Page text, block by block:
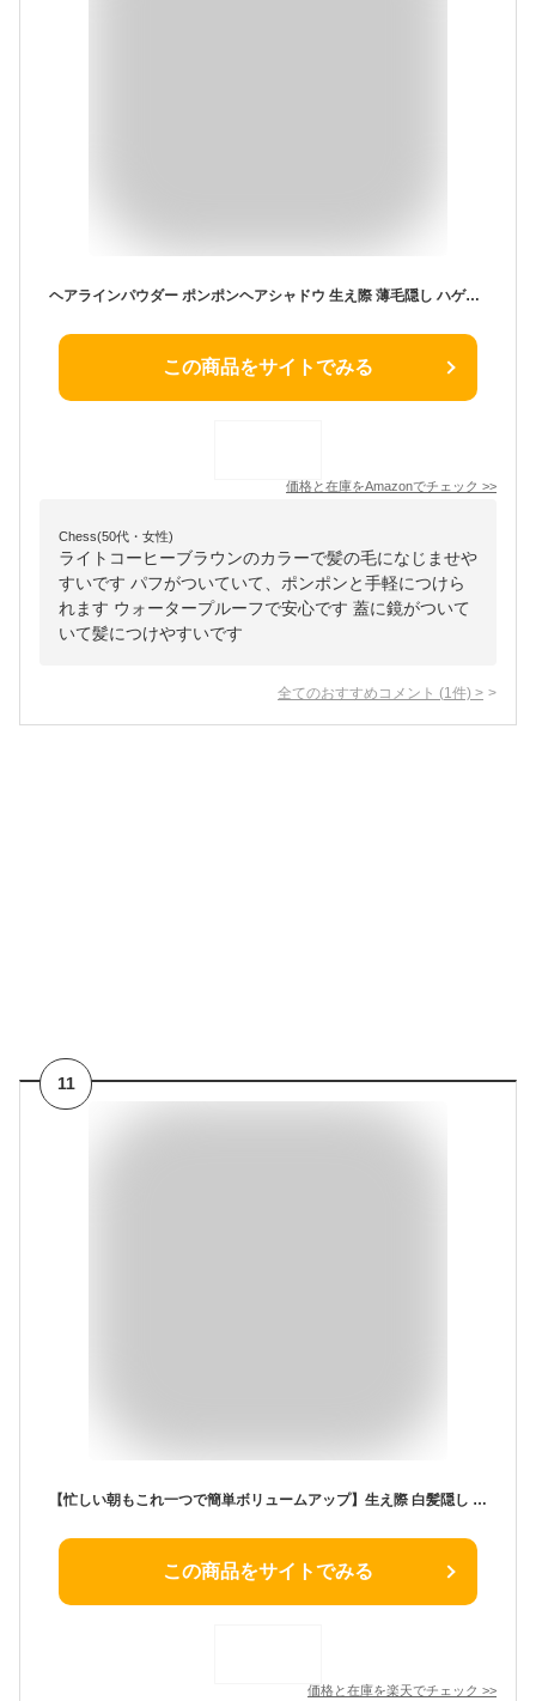
ヘアラインパウダー ポンポンヘアシャドウ 生え際 薄毛隠し ハゲ隠し 増毛ボリューム感アップ ヘアシャドウ小顔メイク 生え際 ウォータープルーフ 抜け毛 白髪隠し 頭皮 分け目 汗水に強い メンズ レディース (ライトコーヒー)
この商品をサイトでみる
価格と在庫をAmazonでチェック >>
Chess(50代・女性)
ライトコーヒーブラウンのカラーで髪の毛になじませや
すいです パフがついていて、ポンポンと手軽につけら
れます ウォータープルーフで安心です 蓋に鏡がついて
いて髪につけやすいです
全てのおすすめコメント (1 件) >
11
【忙しい朝もこれ一つで簡単ボリュームアップ】生え際 白髪隠し ヘアファンデーション 薄毛カバー パウダー 韓国コスメ 白髪カバー 超密着 水に強い 汗に強い 分け目 頭皮 ヘアシャドウ レディース ポンポン ヘアティント スカルプ 頭頂部 産後 抜け毛 ウォータープルーフ
この商品をサイトでみる
価格と在庫を楽天でチェック >>